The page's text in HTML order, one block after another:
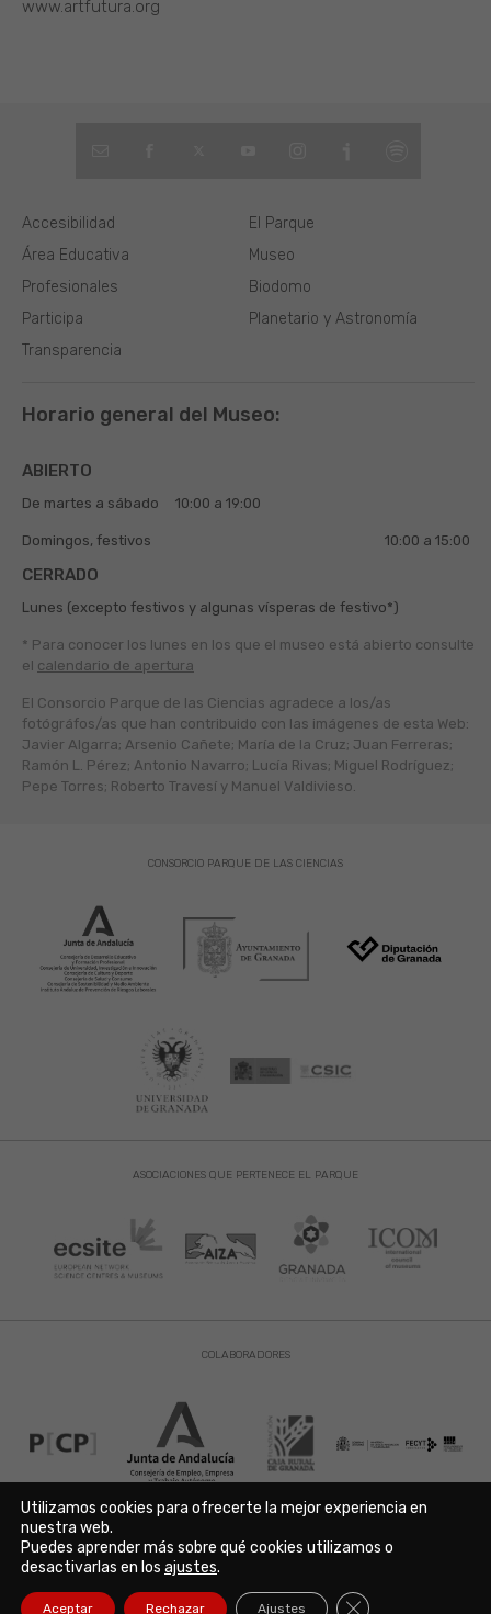
www.artfutura.org
El Parque
Museo
Biodomo
Planetario y Astronomía
Área Educativa
Profesionales
Participa
Transparencia
Accesibilidad
Horario general del Museo:
ABIERTO
De martes a sábado 10:00 a 19:00
Domingos, festivos 10:00 a 15:00
CERRADO
Lunes (excepto festivos y algunas vísperas de festivo*)
* Para conocer los lunes en los que el museo está abierto consulte
el calendario de apertura
El Consorcio Parque de las Ciencias agradece a los/as
fotógráfos/as que han contribuido con las imágenes de esta Web:
Javier Algarra; Arsenio Cañete; María de la Cruz; Juan Ferreras;
Ramón L. Pérez; Antonio Navarro; Lucía Rivas; Miguel Rodríguez;
Pepe Torres; Roberto Travesí y Manuel Valdivieso.
ASOCIACIONES QUE PERTENECE EL PARQUE
CONSORCIO PARQUE DE LAS CIENCIAS
COLABORADORES
Aviso Legal | Política de Privacidad | Política de Cookies
Copyright © 2021. Parque de las Ciencias. Avda. de la Ciencia s/n
18006 Granada. España. Telf.: 958 131 900. Todos los derechos
Utilizamos cookies para ofrecerte la mejor experiencia en
nuestra web.
Puedes aprender más sobre qué cookies utilizamos o
desactivarlas en los ajustes.
Aceptar Rechazar Ajustes Cerrar el banner de